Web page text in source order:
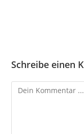
Schreibe einen